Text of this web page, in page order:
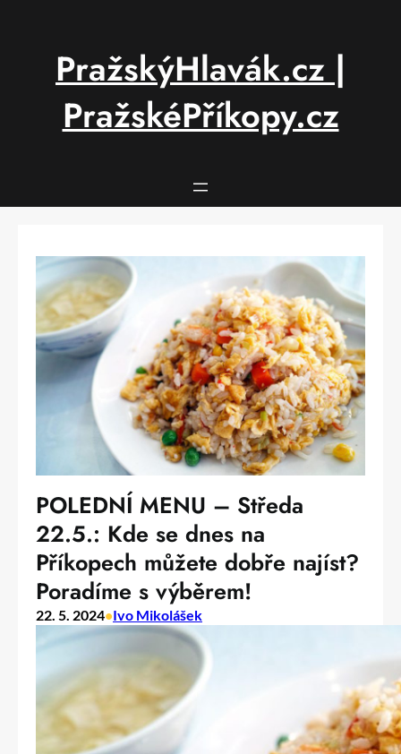
PražskýHlavák.cz |
PražskéPříkopy.cz
POLEDNÍ MENU – Středa
22.5.: Kde se dnes na
Příkopech můžete dobře najíst?
Poradíme s výběrem!
22. 5. 2024•Ivo Mikolášek